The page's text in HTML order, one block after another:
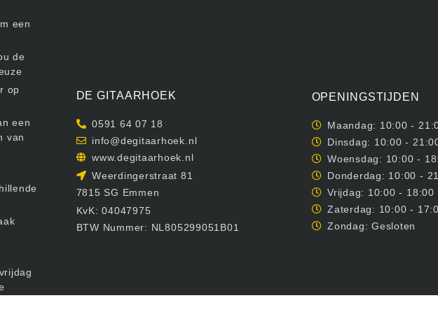
een
de
op
een
van
DE GITAARHOEK
0591 64 07 18
info@degitaarhoek.nl
www.degitaarhoek.nl
Weerdingerstraat 81
7815 SG Emmen
KvK: 04047975
BTW Nummer: NL805299051B01
OPENINGSTIJDEN
Maandag: 10:00 -
Dinsdag: 10:00 -
Woensdag: 10:00 -
Donderdag: 10:00 -
Vrijdag: 10:00 - 18:00
Zaterdag: 10:00 -
Zondag: Gesloten